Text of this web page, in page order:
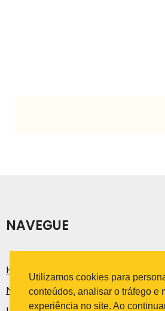
NAVEGUE
História
Notícias e Artigos
Utilizamos cookies para
conteúdos, analisar o tráfego e
experiência no site. Ao